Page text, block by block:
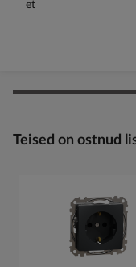
Teised on ostnud